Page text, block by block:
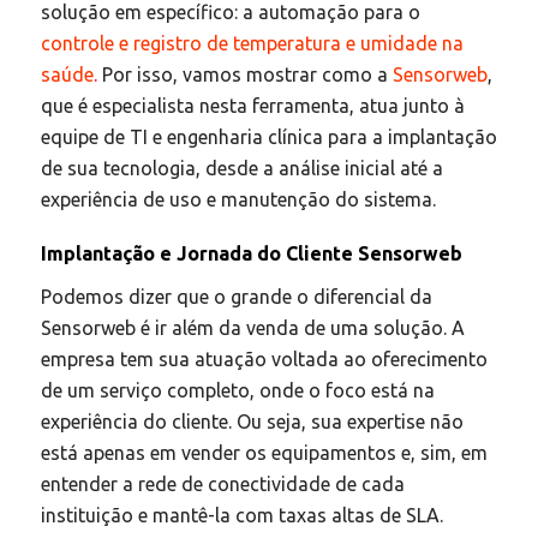
solução em específico: a automação para o
controle e registro de temperatura e umidade na
saúde.Por isso, vamos mostrar como a Sensorweb,
que é especialista nesta ferramenta, atua junto à
equipe de TI e engenharia clínica para a implantação
de sua tecnologia, desde a análise inicial até a
experiência de uso e manutenção do sistema.
Implantação e Jornada do Cliente Sensorweb
Podemos dizer que o grande o diferencial da
Sensorweb é ir além da venda de uma solução. A
empresa tem sua atuação voltada ao oferecimento
de um serviço completo, onde o foco está na
experiência do cliente. Ou seja, sua expertise não
está apenas em vender os equipamentos e, sim, em
entender a rede de conectividade de cada
instituição e mantê-la com taxas altas de SLA.